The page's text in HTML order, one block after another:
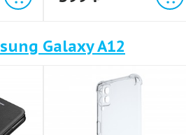
Galaxy A12